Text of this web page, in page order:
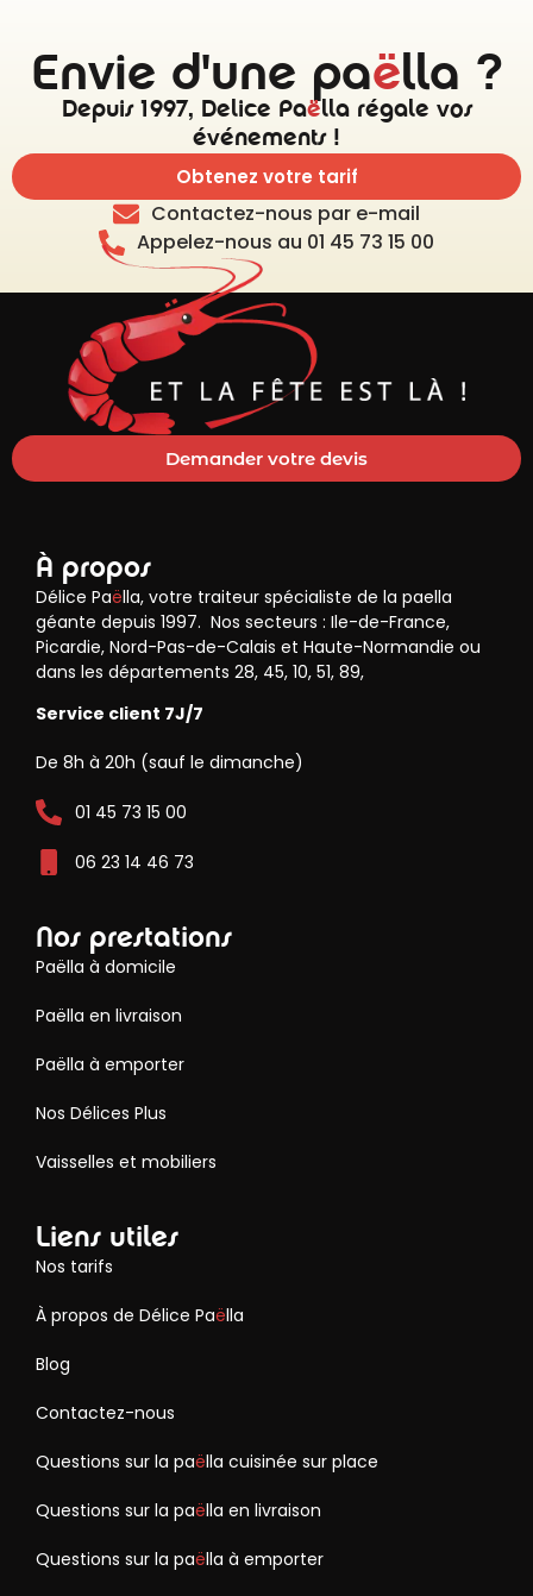
Envie d'une paëlla ?
Depuis 1997, Delice Paëlla régale vos
événements !
Obtenez votre tarif
Contactez-nous par e-mail
Appelez-nous au 01 45 73 15 00
Demander votre devis
À propos
Délice Paëlla, votre traiteur spécialiste de la paella
géante depuis 1997. Nos secteurs : Ile-de-France,
Picardie, Nord-Pas-de-Calais et Haute-Normandie ou
dans les départements 28, 45, 10, 51, 89,
Service client 7J/7
De 8h à 20h (sauf le dimanche)
01 45 73 15 00
06 23 14 46 73
Nos prestations
Paëlla à domicile
Paëlla en livraison
Paëlla à emporter
Nos Délices Plus
Vaisselles et mobiliers
Liens utiles
Nos tarifs
À propos de Délice Paëlla
Blog
Contactez-nous
Questions sur la paëlla cuisinée sur place
Questions sur la paëlla en livraison
Questions sur la paëlla à emporter